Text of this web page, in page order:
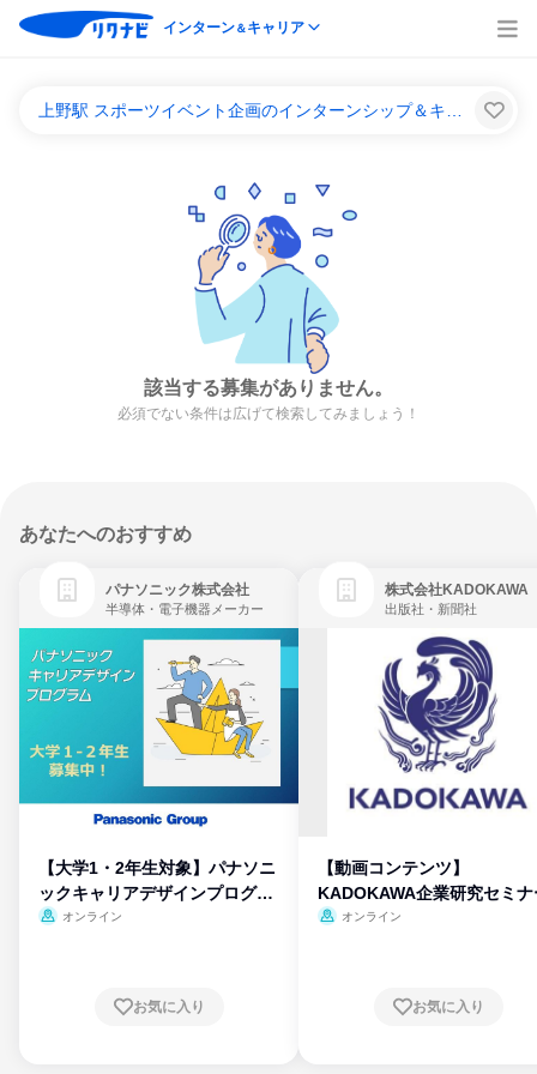
インターン＆キャリア
該当する募集がありません。
必須でない条件は広げて検索してみましょう！
あなたへのおすすめ
パナソニック株式会社
半導体・電子機器メーカー
【大学1・2年生対象】パナソニ
ックキャリアデザインプログラ
ム
オンライン
お気に入り
株式会社KADOKAWA
出版社・新聞社
【動画コンテンツ】
KADOKAWA企業研究セミナ
オンライン
お気に入り